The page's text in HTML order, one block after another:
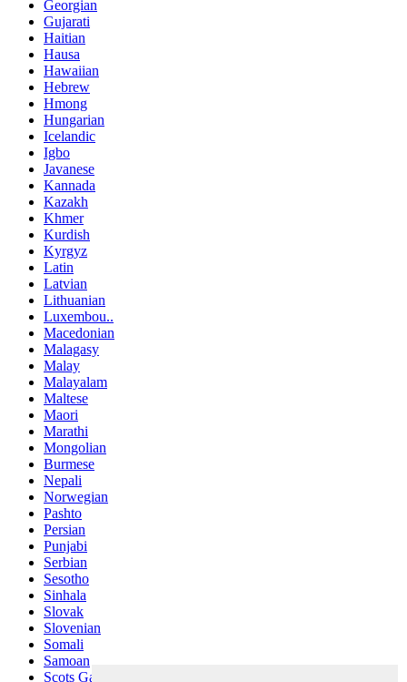
Georgian
Gujarati
Haitian
Hausa
Hawaiian
Hebrew
Hmong
Hungarian
Icelandic
Igbo
Javanese
Kannada
Kazakh
Khmer
Kurdish
Kyrgyz
Latin
Latvian
Lithuanian
Luxembou..
Macedonian
Malagasy
Malay
Malayalam
Maltese
Maori
Marathi
Mongolian
Burmese
Nepali
Norwegian
Pashto
Persian
Punjabi
Serbian
Sesotho
Sinhala
Slovak
Slovenian
Somali
Samoan
Scots Gaelic